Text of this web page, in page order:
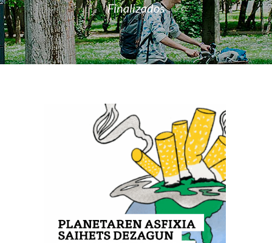
Finalizados